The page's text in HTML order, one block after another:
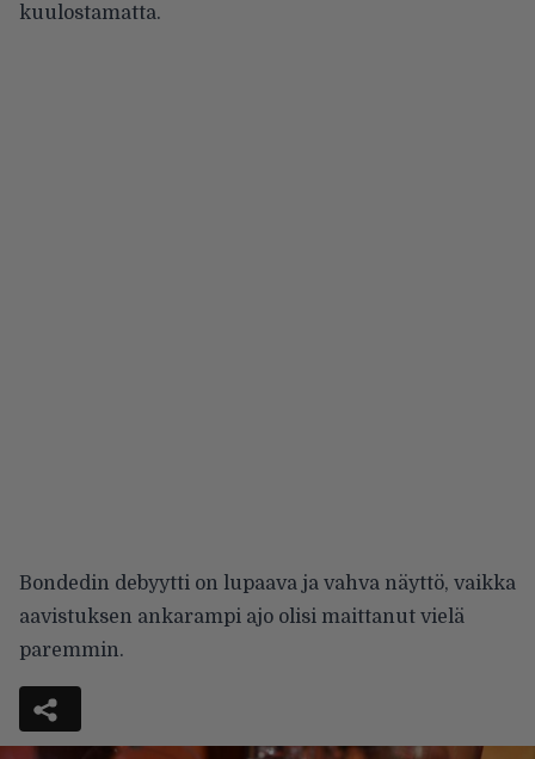
kuulostamatta.
Bondedin debyytti on lupaava ja vahva näyttö, vaikka
aavistuksen ankarampi ajo olisi maittanut vielä
paremmin.